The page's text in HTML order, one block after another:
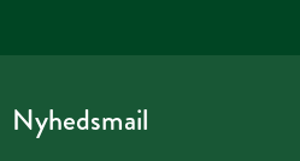
Nyhedsmail